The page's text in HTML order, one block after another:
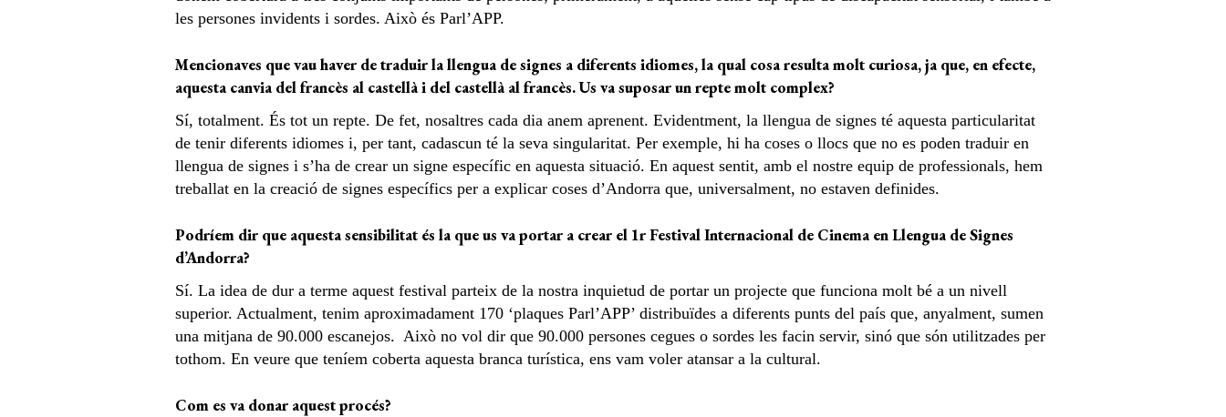
les persones invidents i sordes. Això és Parl’APP.
Mencionaves que vau haver de traduir la llengua de signes a diferents idiomes, la qual cosa resulta molt curiosa, ja que, en efecte,
aquesta canvia del francès al castellà i del castellà al francès. Us va suposar un repte molt complex?
Sí, totalment. És tot un repte. De fet, nosaltres cada dia anem aprenent. Evidentment, la llengua de signes té aquesta particularitat
de tenir diferents idiomes i, per tant, cadascun té la seva singularitat. Per exemple, hi ha coses o llocs que no es poden traduir en
llengua de signes i s’ha de crear un signe específic en aquesta situació. En aquest sentit, amb el nostre equip de professionals, hem
treballat en la creació de signes específics per a explicar coses d’Andorra que, universalment, no estaven definides.
Podríem dir que aquesta sensibilitat és la que us va portar a crear el 1r Festival Internacional de Cinema en Llengua de Signes
d’Andorra?
Sí. La idea de dur a terme aquest festival parteix de la nostra inquietud de portar un projecte que funciona molt bé a un nivell
superior. Actualment, tenim aproximadament 170 ‘plaques Parl’APP’ distribuïdes a diferents punts del país que, anyalment, sumen
una mitjana de 90.000 escanejos. Això no vol dir que 90.000 persones cegues o sordes les facin servir, sinó que són utilitzades per
tothom. En veure que teníem coberta aquesta branca turística, ens vam voler atansar a la cultural.
Com es va donar aquest procés?